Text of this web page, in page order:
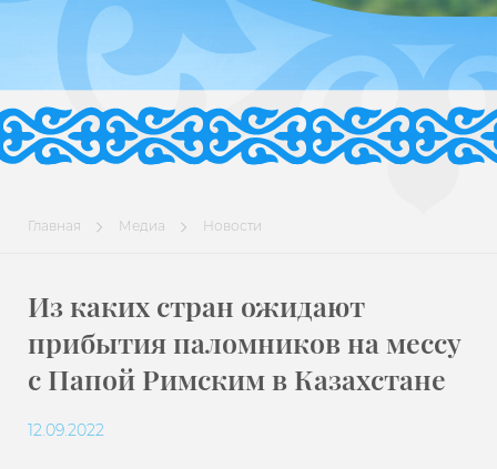
Главная Медиа Новости
Из каких стран ожидают
прибытия паломников на мессу
с Папой Римским в Казахстане
12.09.2022